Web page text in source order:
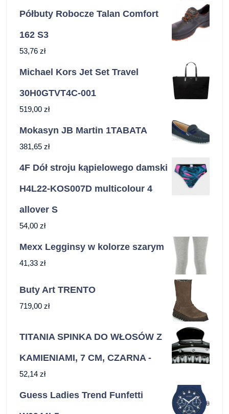
Półbuty Robocze Talan Comfort
162 S3
53,76 zł
Michael Kors Jet Set Travel
30H0GTVT4C-001
519,00 zł
Mokasyn JB Martin 1TABATA
381,65 zł
4F Dół stroju kąpielowego damski
H4L22-KOS007D multicolour 4
allover S
54,00 zł
Mexx Legginsy w kolorze szarym
41,33 zł
Buty Art TRENTO
719,00 zł
TITANIA SPINKA DO WŁOSÓW Z
KAMIENIAMI, 7 CM, CZARNA -
52,14 zł
Guess Ladies Trend Funfetti